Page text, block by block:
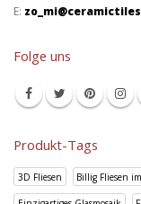
E:
Folge uns
Produkt-Tags
3D Fliesen Billig Fliesen